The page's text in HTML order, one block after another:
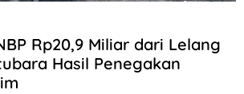
Rp20,9 Miliar dari Lelang
Hasil Penegakan